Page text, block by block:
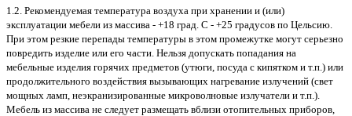
1.2. Рекомендуемая температура воздуха при хранении и (или)
эксплуатации мебели из массива - +18 град. С - +25 градусов по Цельсию.
При этом резкие перепады температуры в этом промежутке могут серьезно
повредить изделие или его части. Нельзя допускать попадания на
мебельные изделия горячих предметов (утюги, посуда с кипятком и т.п.) или
продолжительного воздействия вызывающих нагревание излучений (свет
мощных ламп, неэкранизированные микроволновые излучатели и т.п.).
Мебель из массива не следует размещать вблизи отопительных приборов,